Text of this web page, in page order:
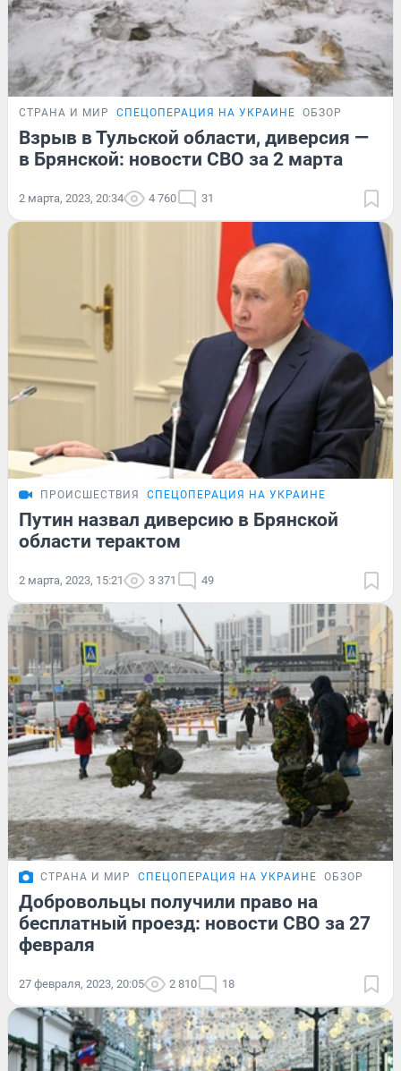
СТРАНА И МИР СПЕЦОПЕРАЦИЯ НА УКРАИНЕ ОБЗОР
Взрыв в Тульской области, диверсия —
в Брянской: новости СВО за 2 марта
2 марта, 2023, 20:34 4 760 31
ПРОИСШЕСТВИЯ СПЕЦОПЕРАЦИЯ НА УКРАИНЕ
Путин назвал диверсию в Брянской
области терактом
2 марта, 2023, 15:21 3 371 49
СТРАНА И МИР СПЕЦОПЕРАЦИЯ НА УКРАИНЕ ОБЗОР
Добровольцы получили право на
бесплатный проезд: новости СВО за 27
февраля
27 февраля, 2023, 20:05 2 810 18